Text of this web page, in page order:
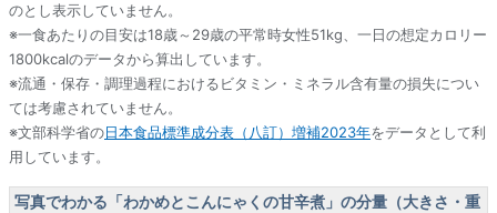
のとし表示していません。
※一食あたりの目安は18歳～29歳の平常時女性51kg、一日の想定カロリー
1800kcalのデータから算出しています。
※流通・保存・調理過程におけるビタミン・ミネラル含有量の損失につい
ては考慮されていません。
※文部科学省の日本食品標準成分表（八訂）増補2023年をデータとして利
用しています。
写真でわかる「わかめとこんにゃくの甘辛煮」の分量（大きさ・重